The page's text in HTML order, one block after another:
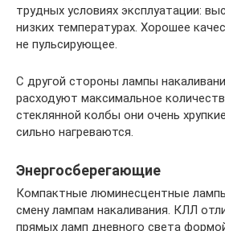
трудных условиях эксплуатации:
низких температурах. Хорошее
не пульсирующее.
С другой стороны лампы
расходуют максимальное
стеклянной колбы они очень
сильно нагреваются.
Энергосберегающие
Компактные люминесцентные
смену лампам накаливания. КЛЛ
прямых ламп дневного света